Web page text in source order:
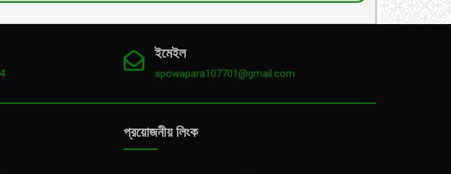
ইমেইল
spowapara107701@gmail.com
প্রয়োজনীয় লিংক